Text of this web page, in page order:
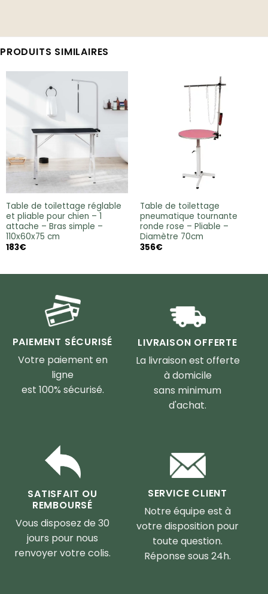
PRODUITS SIMILAIRES
Table de toilettage réglable
et pliable pour chien – 1
attache – Bras simple –
110x60x75 cm
183€
Table de toilettage
pneumatique tournante
ronde rose – Pliable –
Diamètre 70cm
356€
PAIEMENT SÉCURISÉ
Votre paiement en
ligne
est 100% sécurisé.
LIVRAISON OFFERTE
La livraison est offerte
à domicile
sans minimum
d'achat.
SATISFAIT OU
REMBOURSÉ
Vous disposez de 30
jours pour nous
renvoyer votre colis.
SERVICE CLIENT
Notre équipe est à
votre disposition pour
toute question.
Réponse sous 24h.